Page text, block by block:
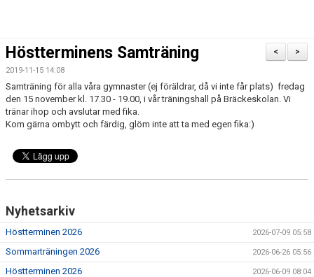
GRUPPER
AVGIFTER
VÅR VERKSAMHET
KLUBBKLÄDER
VI
>
<
Höstterminens Samträning
2019-11-15 14:08
Samträning för alla våra gymnaster (ej föräldrar, då vi inte får plats) fredag
den 15 november kl. 17.30 - 19.00, i vår träningshall på Bräckeskolan. Vi
tränar ihop och avslutar med fika.
Kom gärna ombytt och färdig, glöm inte att ta med egen fika:)
Nyhetsarkiv
Höstterminen 2026 2026-07-09 05:58
Sommarträningen 2026 2026-06-26 05:56
Höstterminen 2026 2026-06-09 08:04